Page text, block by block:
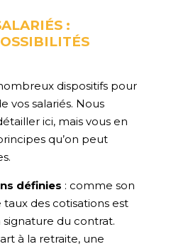
:
dispositifs pour
vos salariés. Nous
ici, mais vous en
qu’on peut
définies : comme son
taux des cotisations est
du contrat.
à la retraite, une